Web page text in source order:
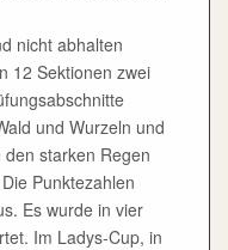
nicht abhalten
12 Sektionen zwei
und Wurzeln und
starken Regen
Punktezahlen
Es wurde in vier
Im Ladys-Cup, in